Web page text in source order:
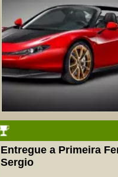
Entregue a Primeira
Sergio